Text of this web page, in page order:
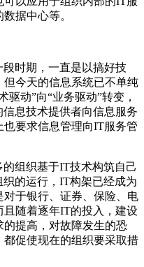
据中心等。
时期，一直是以搞好技
今天的信息系统已不单纯
驱动”向“业务驱动”转变，
息技术提供者向信息服务
要求信息管理向IT服务管
组织基于IT技术构筑自己
的运行，IT构架已经成为
于银行、证券、保险、电
随着逐年IT的投入，建设
提高，对故障发生的恐
促使现在的组织要采取措